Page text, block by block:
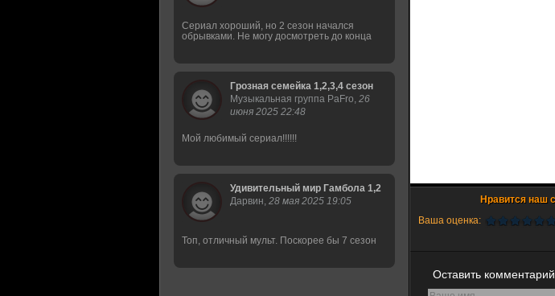
Ваша оценка:
Оставить комментарий
Сериал хороший, но 2 сезон начался
обрывками. Не могу досмотреть до конца
Грозная семейка 1,2,3,4 сезон
Музыкальная группа PaFro, 26
июня 2025 22:48
Мой любимый сериал!!!!!!
Удивительный мир Гамбола 1,2,3,4,5,6 сезон
Дарвин, 28 мая 2025 19:05
Топ, отличный мульт. Поскорее бы 7 сезон